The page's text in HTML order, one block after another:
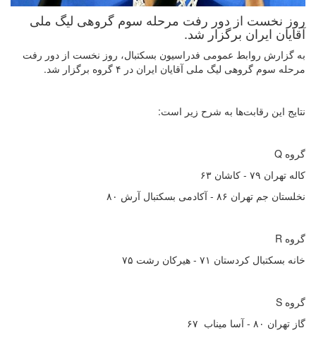
روز نخست از دور رفت مرحله سوم گروهی لیگ ملی
آقایان ایران برگزار شد.
به گزارش روابط عمومی فدراسیون بسکتبال، روز نخست از دور رفت
مرحله سوم گروهی لیگ ملی آقایان ایران در ۴ گروه برگزار شد.
نتایج این رقابت‌ها به شرح زیر است:
گروه Q
کاله تهران ۷۹ - کاشان ۶۳
نخلستان جم تهران ۸۶ - آکادمی بسکتبال آرش ۸۰
گروه R
خانه بسکتبال کردستان ۷۱ - هیرکان رشت ۷۵
گروه S
گاز تهران ۸۰ - آسا میناب ۶۷